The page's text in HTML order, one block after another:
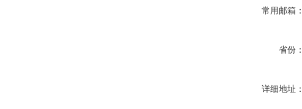
常用邮箱：
省份：
详细地址：